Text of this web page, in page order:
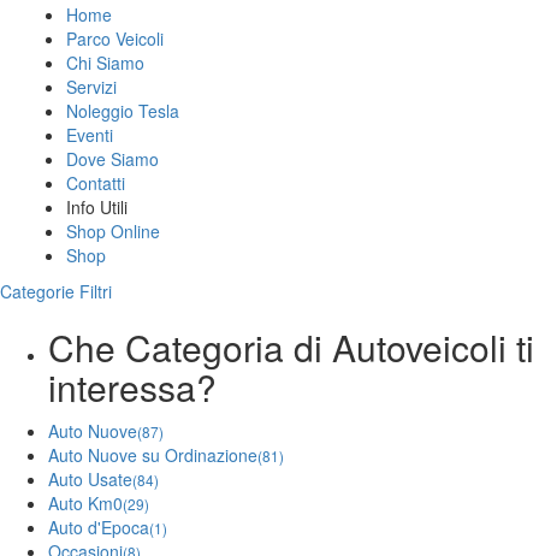
Home
Parco Veicoli
Chi Siamo
Servizi
Noleggio Tesla
Eventi
Dove Siamo
Contatti
Info Utili
Shop Online
Shop
Categorie Filtri
Che Categoria di Autoveicoli ti
interessa?
Auto Nuove(87)
Auto Nuove su Ordinazione(81)
Auto Usate(84)
Auto Km0(29)
Auto d'Epoca(1)
Occasioni(8)